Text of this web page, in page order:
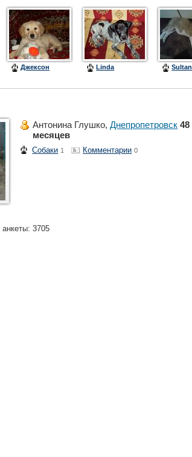
Джексон Linda Sultan
Антонина Глушко,Днепропетровск 48
месяцев
Собаки 1 Комментарии 0
3705